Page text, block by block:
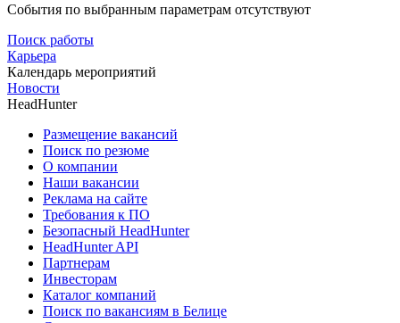
События по выбранным параметрам отсутствуют
Поиск работы
Карьера
Календарь мероприятий
Новости
HeadHunter
Размещение вакансий
Поиск по резюме
О компании
Наши вакансии
Реклама на сайте
Требования к ПО
Безопасный HeadHunter
HeadHunter API
Партнерам
Инвесторам
Каталог компаний
Поиск по вакансиям в Белице